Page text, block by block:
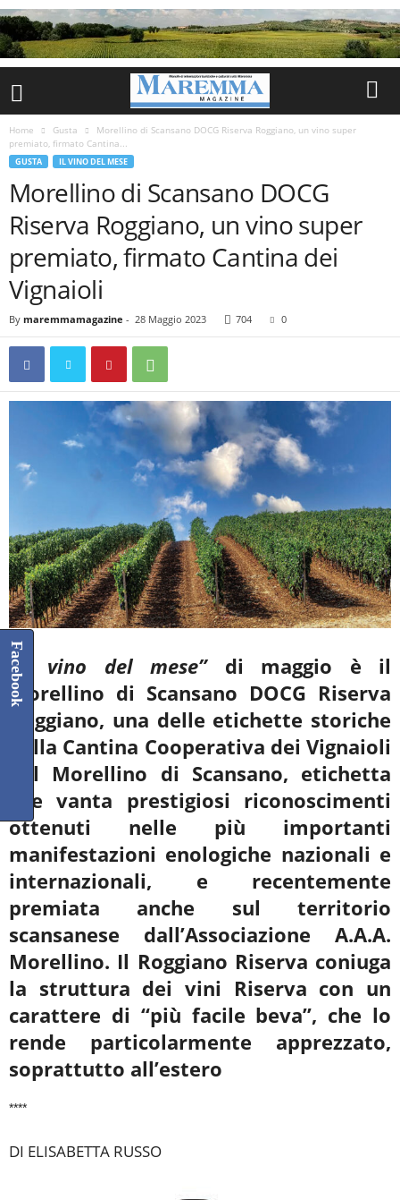
Home Gusta
Morellino di Scansano DOCG Riserva Roggiano, un vino super
premiato, firmato Cantina...
GUSTA IL VINO DEL MESE
Morellino di Scansano DOCG
Riserva Roggiano, un vino super
premiato, firmato Cantina dei
Vignaioli
By maremmamagazine - 28 Maggio 2023 704 0
“Il vino del mese”di maggio è il
Morellino di Scansano DOCG Riserva
Roggiano, una delle etichette storiche
della Cantina Cooperativa dei Vignaioli
del Morellino di Scansano, etichetta
chevanta prestigiosi riconoscimenti
ottenuti nelle più importanti
manifestazioni enologiche nazionali e
internazionali, e recentemente
premiata anche sul territorio
scansanese dall’Associazione A.A.A.
Morellino. Il Roggiano Riserva coniuga
la struttura dei vini Riserva con un
carattere di “più facile beva”, che lo
rende particolarmente apprezzato,
soprattutto all’estero
****
DI ELISABETTA RUSSO
Facebook